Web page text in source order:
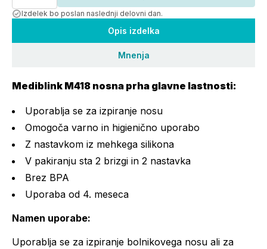
Opis izdelka
Mnenja
Mediblink M418 nosna prha glavne lastnosti:
Uporablja se za izpiranje nosu
Omogoča varno in higienično uporabo
Z nastavkom iz mehkega silikona
V pakiranju sta 2 brizgi in 2 nastavka
Brez BPA
Uporaba od 4. meseca
Namen uporabe:
Uporablja se za izpiranje bolnikovega nosu ali za
Izdelek bo poslan naslednji delovni dan.